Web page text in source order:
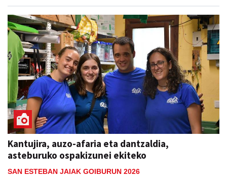
Kantujira, auzo-afaria eta dantzaldia,
asteburuko ospakizunei ekiteko
SAN ESTEBAN JAIAK GOIBURUN 2026